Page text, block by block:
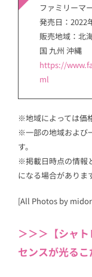
ファミリーマ
発売日：2022
販売地域：北
国 九州 沖縄
https://
ml
※地域によっては価
※一部の地域および
す。
※掲載日時点の情報
になる場合がありま
[All Photos by
＞＞＞【シャ
センスが光る